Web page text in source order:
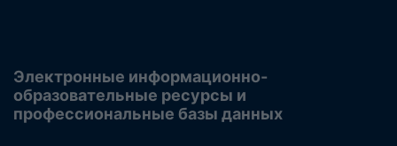
Электронные информационно-
образовательные ресурсы и
профессиональные базы данных